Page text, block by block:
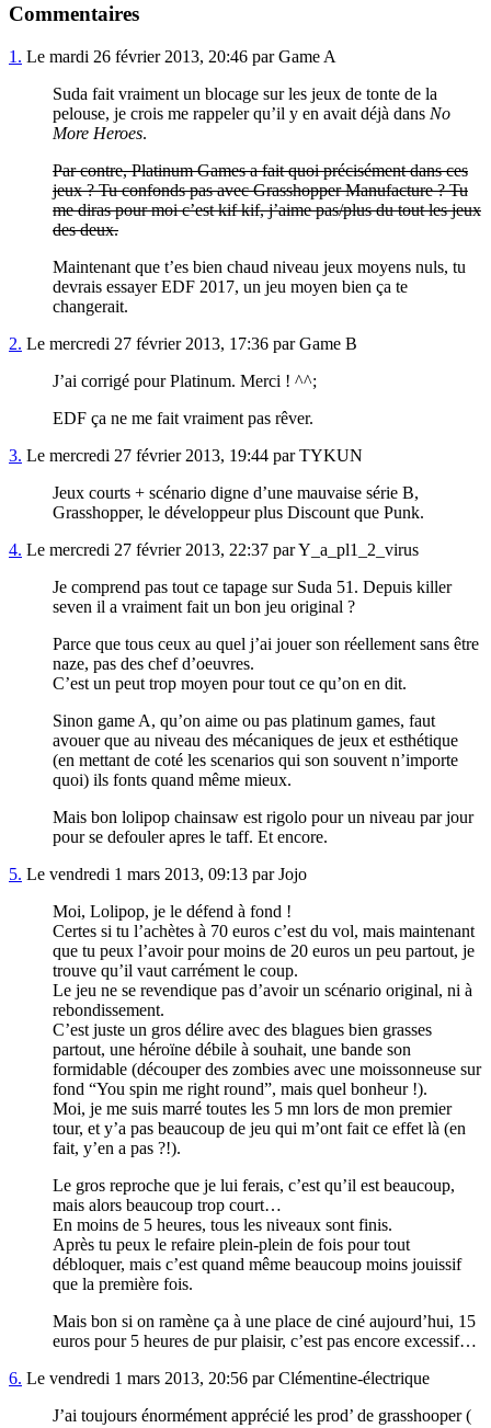
Commentaires
1. Le mardi 26 février 2013, 20:46 par Game A
Suda fait vraiment un blocage sur les jeux de tonte de la
pelouse, je crois me rappeler qu’il y en avait déjà dans No
More Heroes.
Par contre, Platinum Games a fait quoi précisément dans ces
jeux ? Tu confonds pas avec Grasshopper Manufacture ? Tu
me diras pour moi c’est kif kif, j’aime pas/plus du tout les jeux
des deux.
Maintenant que t’es bien chaud niveau jeux moyens nuls, tu
devrais essayer EDF 2017, un jeu moyen bien ça te
changerait.
2. Le mercredi 27 février 2013, 17:36 par Game B
J’ai corrigé pour Platinum. Merci ! ^^;
EDF ça ne me fait vraiment pas rêver.
3. Le mercredi 27 février 2013, 19:44 par TYKUN
Jeux courts + scénario digne d’une mauvaise série B,
Grasshopper, le développeur plus Discount que Punk.
4. Le mercredi 27 février 2013, 22:37 par Y_a_pl1_2_virus
Je comprend pas tout ce tapage sur Suda 51. Depuis killer
seven il a vraiment fait un bon jeu original ?
Parce que tous ceux au quel j’ai jouer son réellement sans être
naze, pas des chef d’oeuvres.
C’est un peut trop moyen pour tout ce qu’on en dit.
Sinon game A, qu’on aime ou pas platinum games, faut
avouer que au niveau des mécaniques de jeux et esthétique
(en mettant de coté les scenarios qui son souvent n’importe
quoi) ils fonts quand même mieux.
Mais bon lolipop chainsaw est rigolo pour un niveau par jour
pour se defouler apres le taff. Et encore.
5. Le vendredi 1 mars 2013, 09:13 par Jojo
Moi, Lolipop, je le défend à fond !
Certes si tu l’achètes à 70 euros c’est du vol, mais maintenant
que tu peux l’avoir pour moins de 20 euros un peu partout, je
trouve qu’il vaut carrément le coup.
Le jeu ne se revendique pas d’avoir un scénario original, ni à
rebondissement.
C’est juste un gros délire avec des blagues bien grasses
partout, une héroïne débile à souhait, une bande son
formidable (découper des zombies avec une moissonneuse sur
fond “You spin me right round”, mais quel bonheur !).
Moi, je me suis marré toutes les 5 mn lors de mon premier
tour, et y’a pas beaucoup de jeu qui m’ont fait ce effet là (en
fait, y’en a pas ?!).
Le gros reproche que je lui ferais, c’est qu’il est beaucoup,
mais alors beaucoup trop court…
En moins de 5 heures, tous les niveaux sont finis.
Après tu peux le refaire plein-plein de fois pour tout
débloquer, mais c’est quand même beaucoup moins jouissif
que la première fois.
Mais bon si on ramène ça à une place de ciné aujourd’hui, 15
euros pour 5 heures de pur plaisir, c’est pas encore excessif…
6. Le vendredi 1 mars 2013, 20:56 par Clémentine-électrique
J’ai toujours énormément apprécié les prod’ de grasshooper (